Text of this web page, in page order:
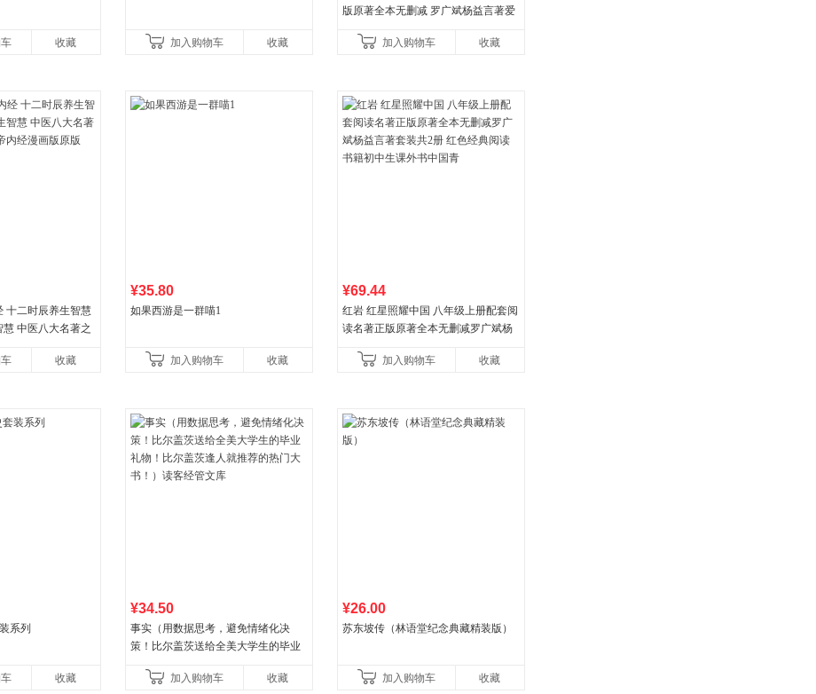
收藏 加入购物车 收藏
版原著全本无删减 罗广斌杨益言著爱
国青年出版社加入购物车 收藏
十二时辰养生智慧
中医八大名著之
收藏
¥35.80
如果西游是一群喵1
加入购物车 收藏
¥69.44
红岩 红星照耀中国 八年级上册配套阅
读名著正版原著全本无删减罗广斌杨
初中生课外书中国青
加入购物车 收藏
系列
收藏
¥34.50
事实（用数据思考，避免情绪化决
策！比尔盖茨送给全美大学生的毕业
书！）读客经管文库
加入购物车 收藏
¥26.00
苏东坡传（林语堂纪念典藏精装版）
加入购物车 收藏